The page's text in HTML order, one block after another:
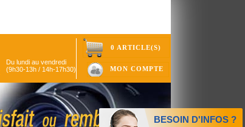
Du lundi au vendredi
(9h30-13h / 14h-17h30)
0 ARTICLE(S)
MON COMPTE
BESOIN D'INFOS ?